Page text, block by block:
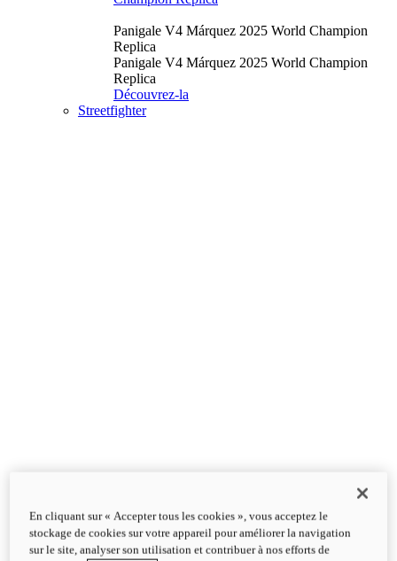
Panigale V4 Márquez 2025 World Champion
Replica
Panigale V4 Márquez 2025 World Champion
Replica
Découvrez-la
Streetfighter
En cliquant sur « Accepter tous les cookies », vous acceptez le
stockage de cookies sur votre appareil pour améliorer la navigation
sur le site, analyser son utilisation et contribuer à nos efforts de